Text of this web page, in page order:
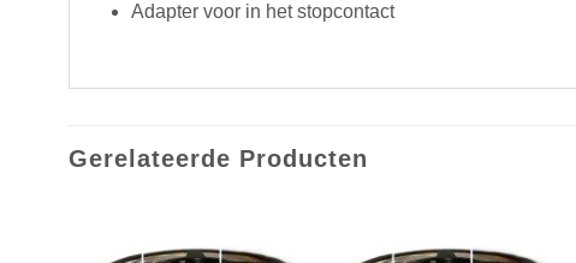
Adapter voor in het stopcontact
Gerelateerde Producten